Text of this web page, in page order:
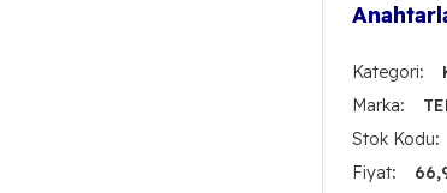
Kategori
Marka
Stok Kodu
Fiyat